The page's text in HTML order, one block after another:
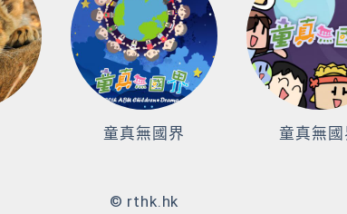
童真無國界 童真無
© rthk.hk